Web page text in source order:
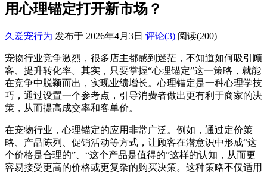
用心理锚定打开新市场？
久爱宠行为 发布于 2026年4月3日 评论(3) 阅读(200)
宠物行业竞争激烈，很多店主都感到迷茫，不知道如何吸引顾
客、提升转化率。其实，只要掌握“心理锚定”这一策略，就能
在竞争中脱颖而出，实现业绩增长。心理锚定是一种心理学技
巧，通过设置一个参考点，引导消费者做出更有利于商家的决
策，从而提高成交率和客单价。
在宠物行业，心理锚定的应用非常广泛。例如，通过定价策
略、产品陈列、促销活动等方式，让顾客在潜意识中形成“这
个价格是合理的”、“这个产品是值得的”这样的认知，从而更
容易接受更高的价格或更复杂的购买决策。这种策略不仅适用